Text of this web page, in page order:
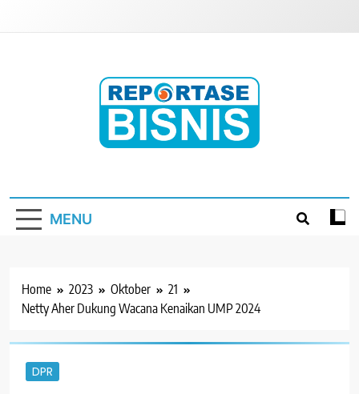
MENU
Home 2023 Oktober
21
Netty Aher Dukung Wacana Kenaikan UMP 2024
DPR